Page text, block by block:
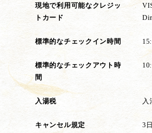
現地で利用可能なクレジッ
トカード
標準的なチェックイン時間
標準的なチェックアウト時
間
入湯税 入
キャンセル規定
3